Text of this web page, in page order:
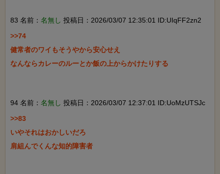
83 名前： 名無し 投稿日：2026/03/07 12:35:01 ID:UIqFF2zn2
>>74
健常者のワイもそうやから安心せえ
なんならカレーのルーとか飯の上からかけたりする
94 名前： 名無し 投稿日：2026/03/07 12:37:01 ID:UoMzUTSJc
>>83
いやそれはおかしいだろ
肩組んでくんな知的障害者